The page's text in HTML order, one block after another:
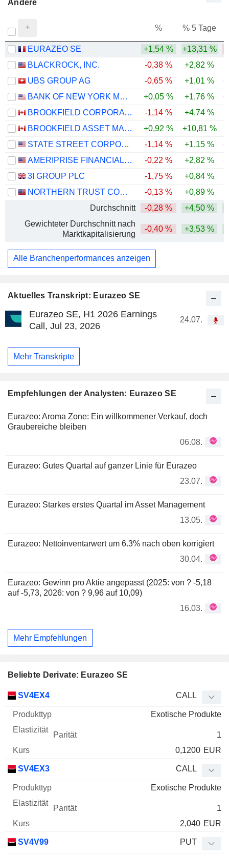
Aktuelles Transkript: Eurazeo SE
Eurazeo SE, H1 2026 Earnings
Call, Jul 23, 2026
24.07.
Mehr Transkripte
Empfehlungen der Analysten: Eurazeo SE
Eurazeo: Aroma Zone: Ein willkommener Verkauf, doch
Graubereiche bleiben
06.08.
Eurazeo: Gutes Quartal auf ganzer Linie für Eurazeo
23.07.
Eurazeo: Starkes erstes Quartal im Asset Management
13.05.
Eurazeo: Nettoinventarwert um 6.3% nach oben korrigiert
30.04.
Eurazeo: Gewinn pro Aktie angepasst (2025: von ? -5,18
auf -5,73, 2026: von ? 9,96 auf 10,09)
16.03.
Mehr Empfehlungen
Beliebte Derivate: Eurazeo SE
WKN Typ Kurs
SV4EX4 CALL
Exotische Produkte
1
0,1200 EUR
SV4EX3 CALL
Exotische Produkte
1
2,040 EUR
SV4V99 PUT
Andere
% % 5 Tage
EURAZEO SE +1,54 % +13,31 %
BLACKROCK, INC.
-0,38 % +2,82 %
UBS GROUP AG
-0,65 % +1,01 %
BANK OF NEW YORK MELLON CORPORATION (THE)
+0,05 % +1,76 %
BROOKFIELD CORPORATION
-1,14 % +4,74 %
BROOKFIELD ASSET MANAGEMENT LTD.
+0,92 % +10,81 %
STATE STREET CORPORATION
-1,14 % +1,15 %
AMERIPRISE FINANCIAL, INC.
-0,22 % +2,82 %
3I GROUP PLC
-1,75 % +0,84 %
NORTHERN TRUST CORPORATION
-0,13 % +0,89 %
Durchschnitt
-0,28 % +4,50 %
Gewichteter Durchschnitt nach
Marktkapitalisierung
-0,40 % +3,53 %
Alle Branchenperformances anzeigen